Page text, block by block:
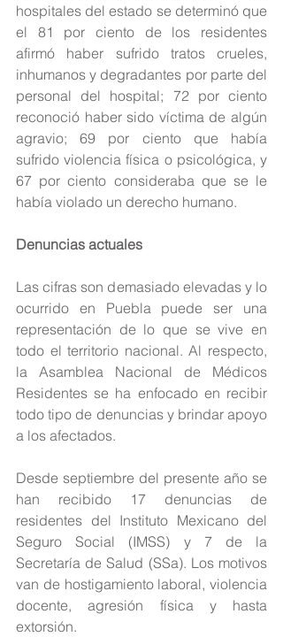
hospitales del estado se determinó que
el 81 por ciento de los residentes
afirmó haber sufrido tratos crueles,
inhumanos y degradantes por parte del
personal del hospital; 72 por ciento
reconoció haber sido víctima de algún
agravio; 69 por ciento que había
sufrido violencia física o psicológica, y
67 por ciento consideraba que se le
había violado un derecho humano.
Denuncias actuales
Las cifras son demasiado elevadas y lo
ocurrido en Puebla puede ser una
representación de lo que se vive en
todo el territorio nacional. Al respecto,
la Asamblea Nacional de Médicos
Residentes se ha enfocado en recibir
todo tipo de denuncias y brindar apoyo
a los afectados.
Desde septiembre del presente año se
han recibido 17 denuncias de
residentes del Instituto Mexicano del
Seguro Social (IMSS) y 7 de la
Secretaría de Salud (SSa). Los motivos
van de hostigamiento laboral, violencia
docente, agresión física y hasta
extorsión.